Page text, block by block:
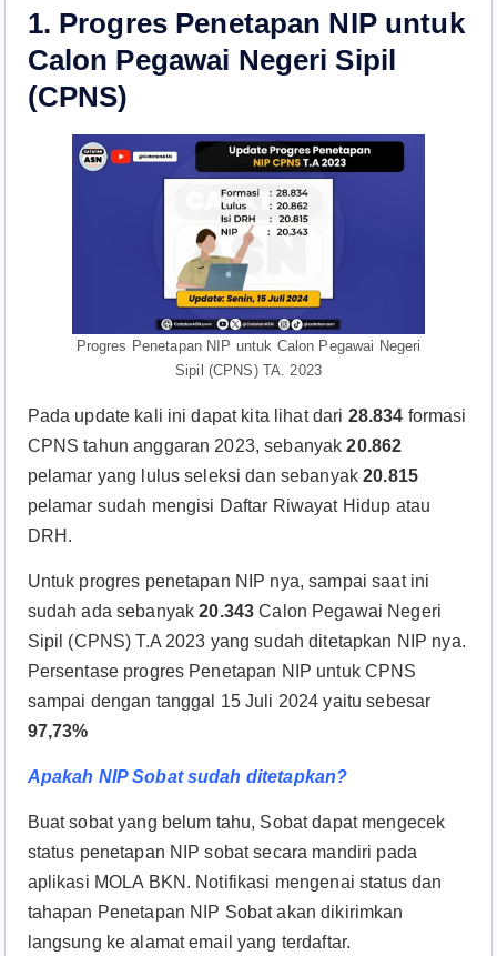
1. Progres Penetapan NIP untuk
Calon Pegawai Negeri Sipil
(CPNS)
Progres Penetapan NIP untuk Calon Pegawai Negeri
Sipil (CPNS) TA. 2023
Pada update kali ini dapat kita lihat dari 28.834 formasi
CPNS tahun anggaran 2023, sebanyak20.862
pelamar yang lulus seleksi dan sebanyak20.815
pelamar sudah mengisi Daftar Riwayat Hidup atau
DRH.
Untuk progres penetapan NIP nya, sampai saat ini
sudah ada sebanyak20.343 Calon Pegawai Negeri
Sipil (CPNS) T.A 2023 yang sudah ditetapkan NIP nya.
Persentase progres Penetapan NIP untuk CPNS
sampai dengan tanggal 15 Juli 2024 yaitu sebesar
97,73%
Apakah NIP Sobat sudah ditetapkan?
Buat sobat yang belum tahu, Sobat dapat mengecek
status penetapan NIP sobat secara mandiri pada
aplikasi MOLA BKN. Notifikasi mengenai status dan
tahapan Penetapan NIP Sobat akan dikirimkan
langsung ke alamat email yang terdaftar.